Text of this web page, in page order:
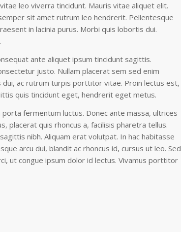
leo viverra tincidunt. Mauris vitae aliquet elit.
sit amet rutrum leo hendrerit. Pellentesque
in lacinia purus. Morbi quis lobortis dui.
ante aliquet ipsum tincidunt sagittis.
justo. Nullam placerat sem sed enim
dui, ac rutrum turpis porttitor vitae. Proin lectus est,
quis tincidunt eget, hendrerit eget metus.
fermentum luctus. Donec ante massa, ultrices
placerat quis rhoncus a, facilisis pharetra tellus.
nibh. Aliquam erat volutpat. In hac habitasse
arcu dui, blandit ac rhoncus id, cursus ut leo. Sed
ut congue ipsum dolor id lectus. Vivamus porttitor